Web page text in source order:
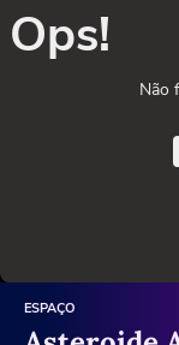
Ops!
Não
ESPAÇO